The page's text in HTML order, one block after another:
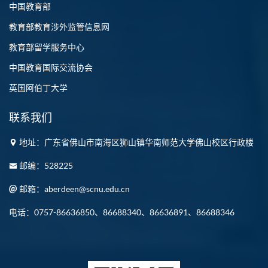
中国教育部
教育部教育涉外监管信息网
教育部留学服务中心
中国教育国际交流协会
英国阿伯丁大学
联系我们
地址：广东省佛山市南海区狮山镇华南师范大学佛山校区行政楼
邮编：528225
邮箱：aberdeen@scnu.edu.cn
电话：0757-86636850、86688340、86636891、86688346